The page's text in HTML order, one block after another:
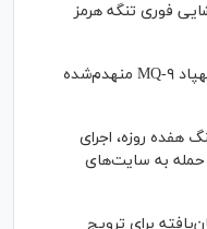
فوری تنگه هرمز
اولین تصاویر لاشه F-۱۵ آمریکا و پهپاد MQ-۹ منهدم‌شده
هفده روزه، اجرای
حمله به سایت‌های
برای ترویج